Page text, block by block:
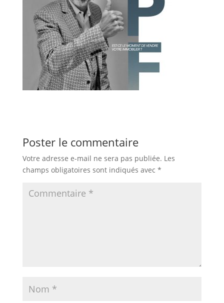
Poster le commentaire
Votre adresse e-mail ne sera pas publiée. Les
champs obligatoires sont indiqués avec *